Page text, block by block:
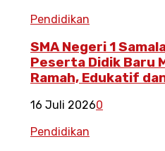
Pendidikan
SMA Negeri 1
Peserta Didik Baru
Ramah, Edukatif
16 Juli 20260
Pendidikan